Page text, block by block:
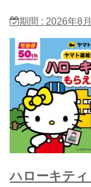
期間 : 2026年8
ハローキテ